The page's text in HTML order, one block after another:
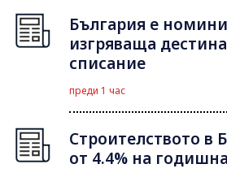
България е
изгряваща
списание
преди 1 час
Строителството в
от 4.4% на